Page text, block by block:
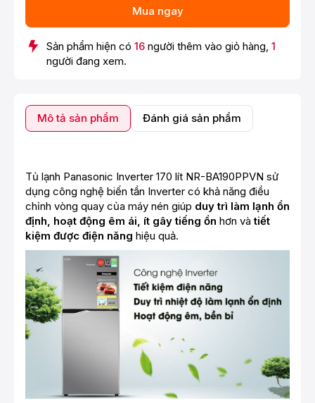
Mua ngay
Sản phẩm hiện có 16 người thêm vào giỏ hàng, 1
người đang xem.
Mô tả sản phẩm Đánh giá sản phẩm
Tủ lạnh Panasonic Inverter 170 lít NR-BA190PPVN sử
dụng công nghệ biến tần Inverter có khả năng điều
chỉnh vòng quay của máy nén giúp duy trì làm lạnh ổn
định, hoạt động êm ái, ít gây tiếng ồn hơn và tiết
kiệm được điện năng hiệu quả.